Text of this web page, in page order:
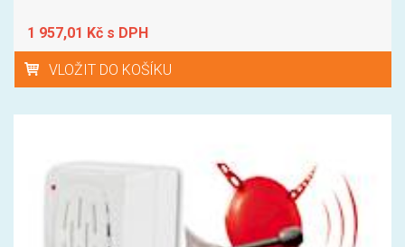
1 957,01 Kč s DPH
VLOŽIT DO KOŠÍKU